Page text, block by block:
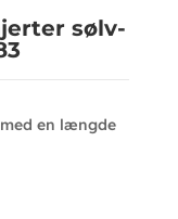
sølv-
en længde